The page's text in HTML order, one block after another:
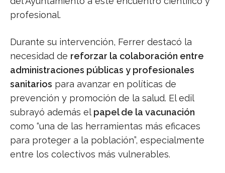
profesional.
Durante su intervención, Ferrer destacó la
necesidad de reforzar la colaboración entre
administraciones públicas y profesionales
sanitarios para avanzar en políticas de
prevención y promoción de la salud. El edil
subrayó además el papel de la vacunación
como “una de las herramientas más eficaces
para proteger a la población”, especialmente
entre los colectivos más vulnerables.